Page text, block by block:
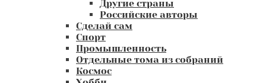
Другие страны
Российские авторы
Сделай сам
Спорт
Промышленность
Отдельные тома из собраний
Космос